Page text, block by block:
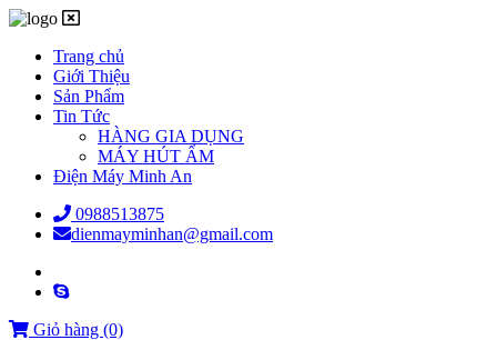
Trang chủ
Giới Thiệu
Sản Phẩm
Tin Tức
HÀNG GIA DỤNG
MÁY HÚT ẨM
Điện Máy Minh An
0988513875
dienmayminhan@gmail.com
Giỏ hàng (0)